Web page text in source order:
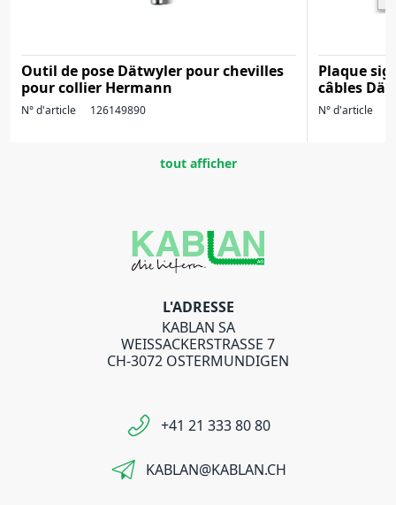
Outil de pose Dätwyler pour chevilles
pour collier Hermann
N° d'article 126149890
Plaque
câbles
N° d'article
tout afficher
L'ADRESSE
KABLAN SA
WEISSACKERSTRASSE 7
CH-3072 OSTERMUNDIGEN
+41 21 333 80 80
KABLAN@KABLAN.CH